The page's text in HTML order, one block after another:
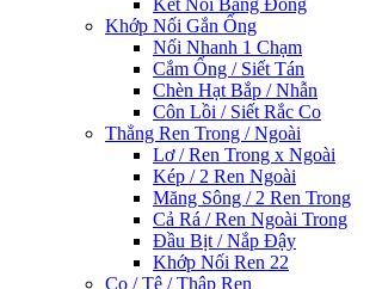
Kết Nối Bằng Đồng
Khớp Nối Gắn Ống
Nối Nhanh 1 Chạm
Cắm Ống / Siết Tán
Chèn Hạt Bắp / Nhẫn
Côn Lồi / Siết Rắc Co
Thẳng Ren Trong / Ngoài
Lơ / Ren Trong x Ngoài
Kép / 2 Ren Ngoài
Măng Sông / 2 Ren Trong
Cả Rá / Ren Ngoài Trong
Đầu Bịt / Nắp Đậy
Khớp Nối Ren 22
Co / Tê / Thập Ren